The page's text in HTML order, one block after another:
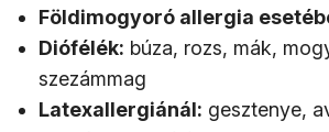
Földimogyoró allergia
Diófélék: búza, rozs, mák,
szezámmag
Latexallergiánál: gesztenye,